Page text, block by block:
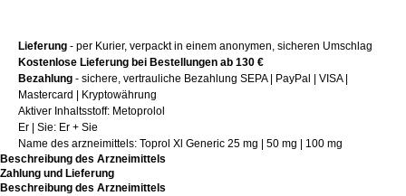
Lieferung - per Kurier, verpackt in einem anonymen, sicheren Umschlag
Kostenlose Lieferung bei Bestellungen ab 130 €
Bezahlung - sichere, vertrauliche Bezahlung SEPA | PayPal | VISA |
Mastercard | Kryptowährung
Aktiver Inhaltsstoff: Metoprolol
Er | Sie: Er + Sie
Name des arzneimittels: Toprol Xl Generic 25 mg | 50 mg | 100 mg
Beschreibung des Arzneimittels
Zahlung und Lieferung
Beschreibung des Arzneimittels